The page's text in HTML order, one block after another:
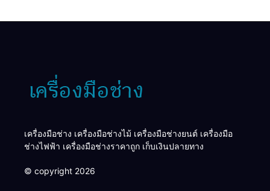
เครื่องมือช่าง เครื่องมือช่างไม้ เครื่องมือช่างยนต์ เครื่องมือ
ช่างไฟฟ้า เครื่องมือช่างราคาถูก เก็บเงินปลายทาง
© copyright 2026